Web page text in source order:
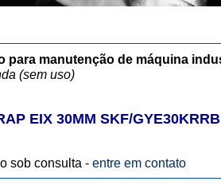
para manutenção de máquina
(sem uso)
EIX 30MM SKF/GYE30KRRB
sob consulta - entre em contato